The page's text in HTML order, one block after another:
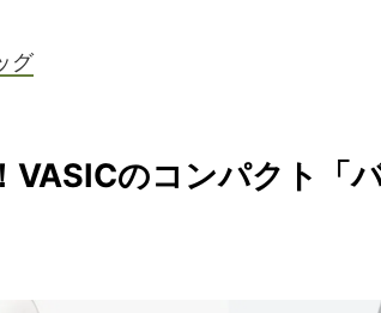
グ
VASICのコンパクト「